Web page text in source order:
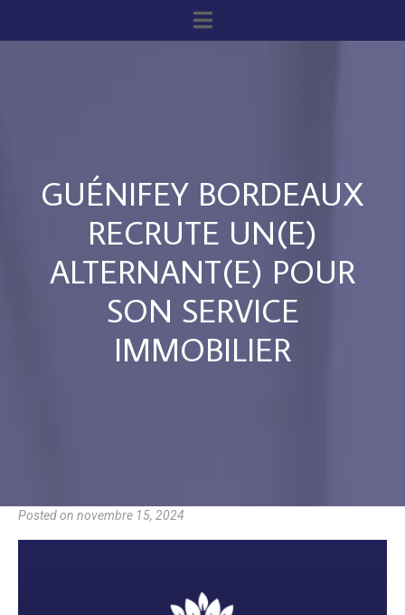
GUÉNIFEY BORDEAUX
RECRUTE UN(E)
ALTERNANT(E) POUR
SON SERVICE
IMMOBILIER
Posted on novembre 15, 2024